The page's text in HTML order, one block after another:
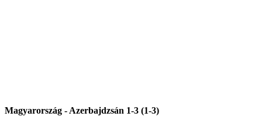
Magyarország - Azerbajdzsán 1-3 (1-3)